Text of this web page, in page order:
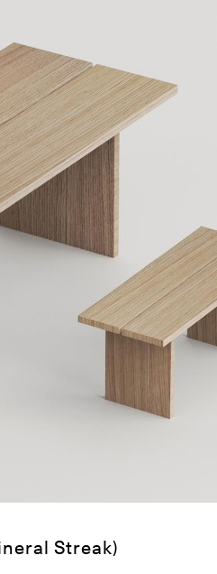
Streak)